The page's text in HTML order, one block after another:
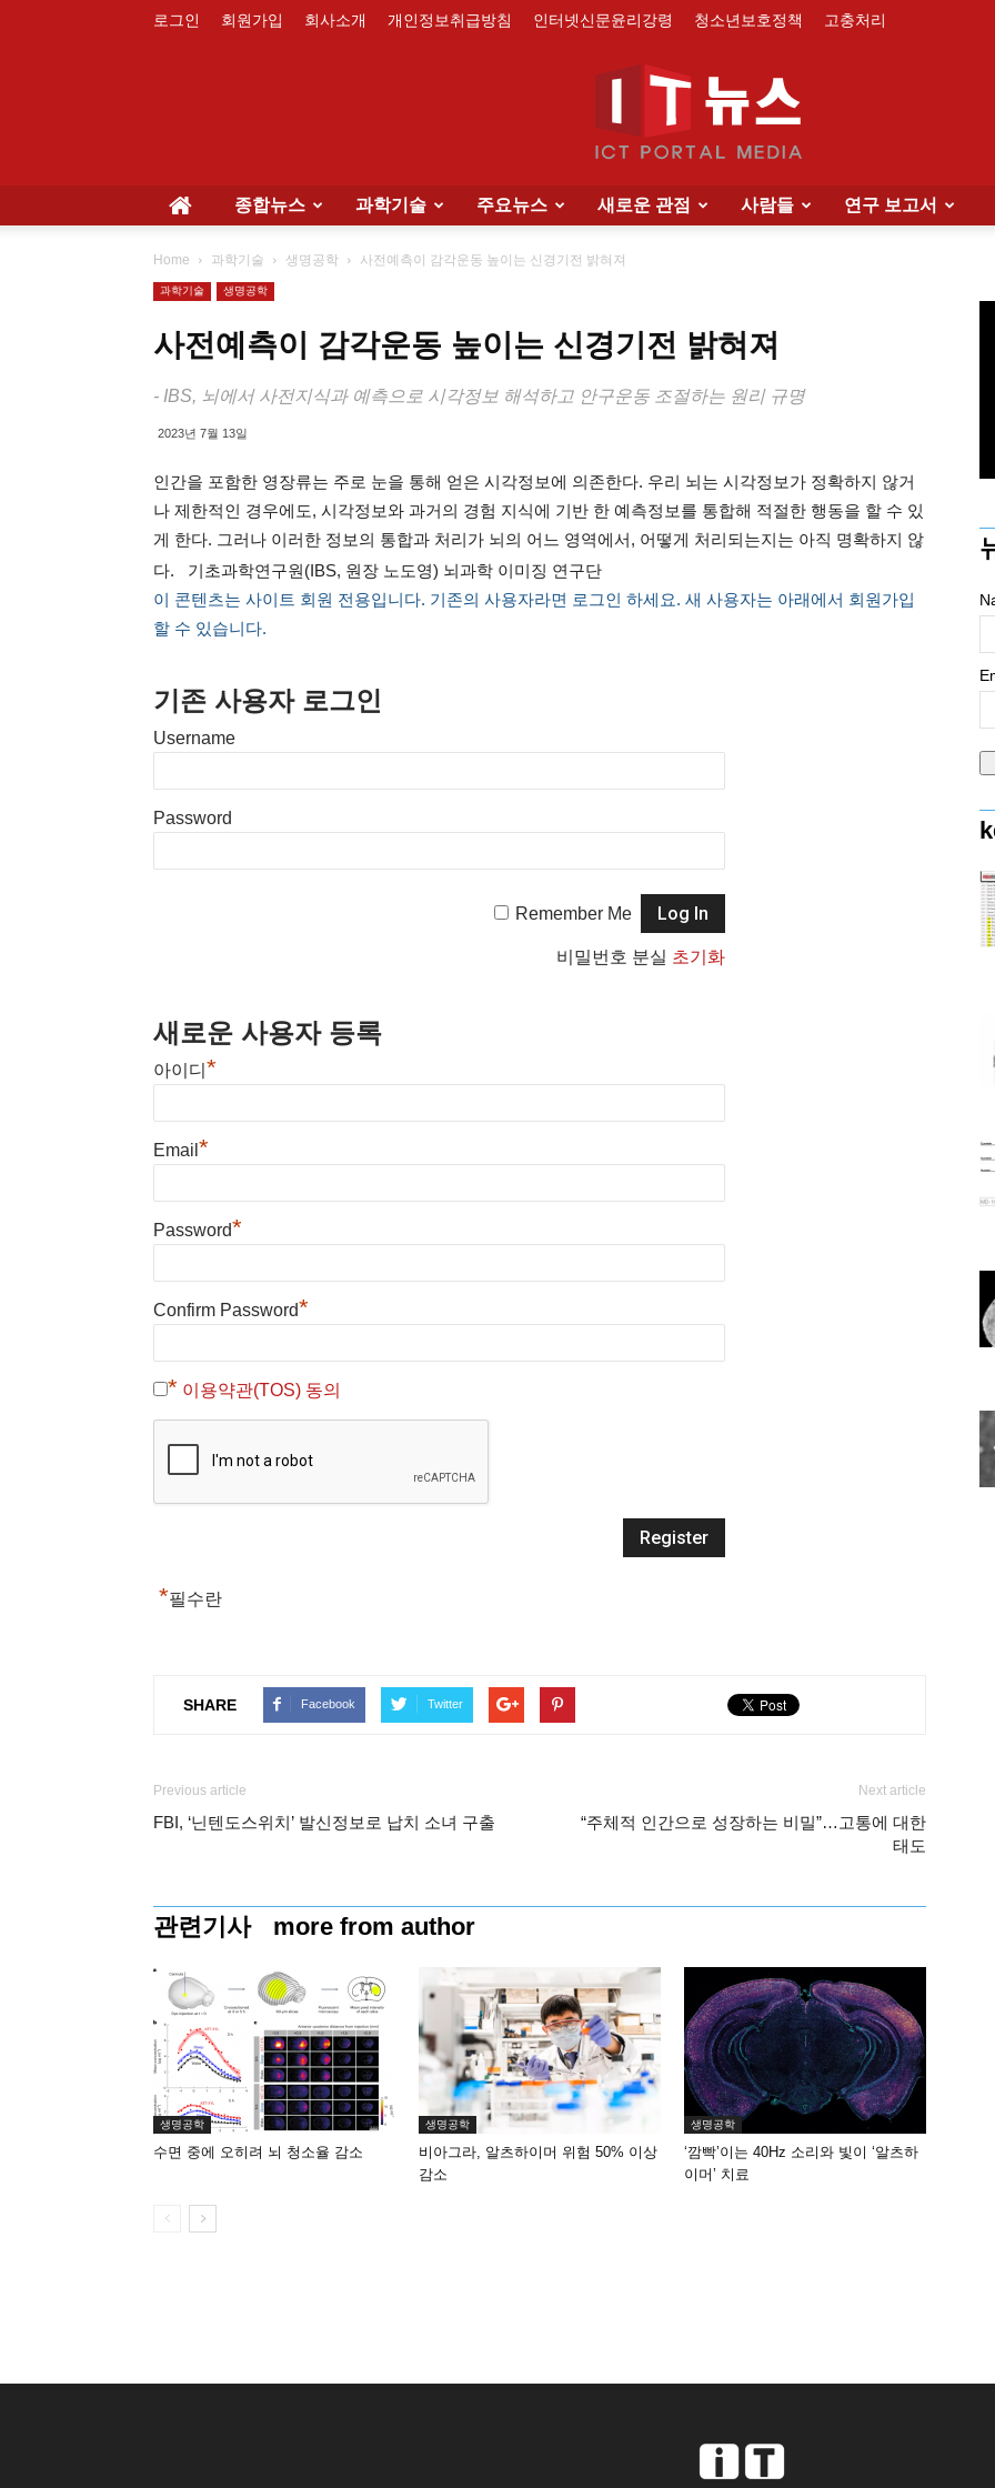
로그인 회원가입 회사소개 개인정보취급방침 인터넷신문윤리강령 청소년보호정책 고충처리
종합뉴스 과학기술 주요뉴스 새로운 관점 사람들 연구 보고서
Home 과학기술 생명공학 사전예측이 감각운동 높이는 신경기전 밝혀져
과학기술 생명공학
사전예측이 감각운동 높이는 신경기전 밝혀져
- IBS, 뇌에서 사전지식과 예측으로 시각정보 해석하고 안구운동 조절하는 원리 규명
2023년 7월 13일
인간을 포함한 영장류는 주로 눈을 통해 얻은 시각정보에 의존한다. 우리 뇌는 시각정보가 정확하지 않거
나 제한적인 경우에도, 시각정보와 과거의 경험 지식에 기반 한 예측정보를 통합해 적절한 행동을 할 수 있
게 한다. 그러나 이러한 정보의 통합과 처리가 뇌의 어느 영역에서, 어떻게 처리되는지는 아직 명확하지 않
다. 기초과학연구원(IBS, 원장 노도영) 뇌과학 이미징 연구단
이 콘텐츠는 사이트 회원 전용입니다. 기존의 사용자라면 로그인 하세요. 새 사용자는 아래에서 회원가입
할 수 있습니다.
기존 사용자 로그인
Username
Password
Remember Me
비밀번호 분실 초기화
새로운 사용자 등록
아이디 *
Email *
Password*
Confirm Password*
* 이용약관(TOS) 동의
*필수란
SHARE Facebook Twitter
Previous article
FBI, ‘닌텐도스위치’ 발신정보로 납치 소녀 구출
Next article
“주체적 인간으로 성장하는 비밀”…고통에 대한
태도
관련기사 more from author
생명공학
수면 중에 오히려 뇌 청소율 감소
생명공학
비아그라, 알츠하이머 위험 50% 이상
감소
생명공학
‘깜빡’이는 40Hz 소리와 빛이 ‘알츠하
이머’ 치료